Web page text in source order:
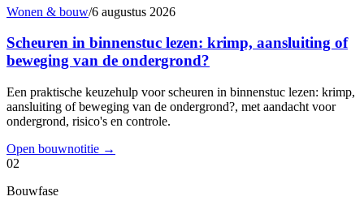
Wonen & bouw/6 augustus 2026
Scheuren in binnenstuc lezen: krimp, aansluiting of
beweging van de ondergrond?
Een praktische keuzehulp voor scheuren in binnenstuc lezen: krimp,
aansluiting of beweging van de ondergrond?, met aandacht voor
ondergrond, risico's en controle.
Open bouwnotitie →
02
Bouwfase